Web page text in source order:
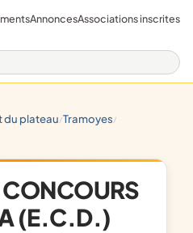
AnnoncesAssociations inscrites
du plateau/ tramoyes/
CONCOURS
(E.C.D.)